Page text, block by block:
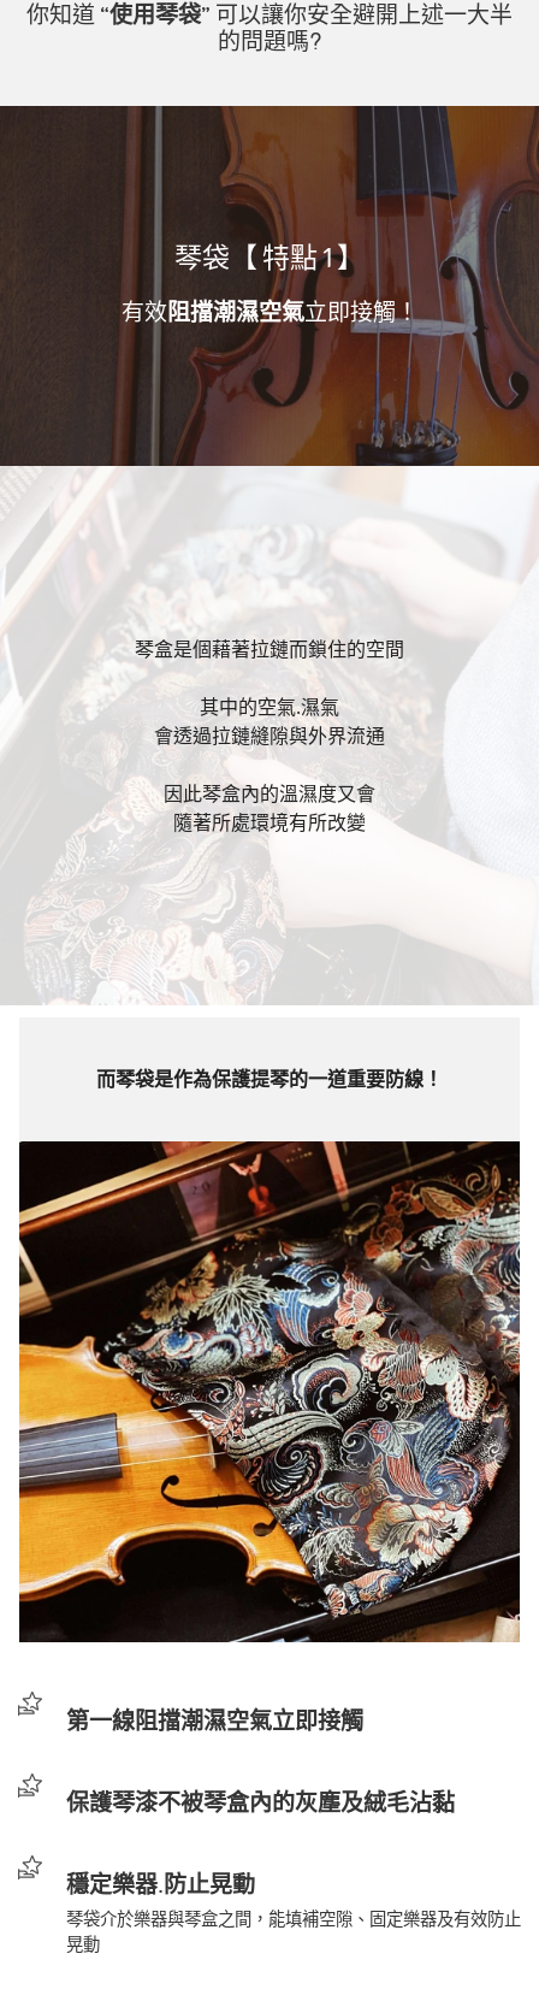
你知道 “使用琴袋” 可以讓你安全避開上述一大半
的問題嗎?
琴袋【 特點 1 】
有效阻擋潮濕空氣立即接觸！
琴盒是個藉著拉鏈而鎖住的空間
其中的空氣.濕氣
會透過拉鏈縫隙與外界流通
因此琴盒內的溫濕度又會
隨著所處環境有所改變
而琴袋是作為保護提琴的一道重要防線！
第一線阻擋潮濕空氣立即接觸
保護琴漆不被琴盒內的灰塵及絨毛沾黏
穩定樂器.防止晃動
琴袋介於樂器與琴盒之間，能填補空隙、固定樂器及有效防止
晃動